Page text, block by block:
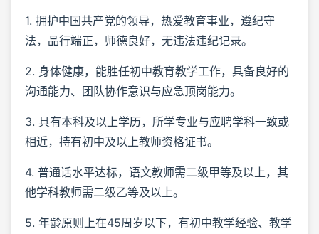
1. 拥护中国共产党的领导，热爱教育事业，遵纪守
法，品行端正，师德良好，无违法违纪记录。
2. 身体健康，能胜任初中教育教学工作，具备良好的
沟通能力、团队协作意识与应急顶岗能力。
3. 具有本科及以上学历，所学专业与应聘学科一致或
相近，持有初中及以上教师资格证书。
4. 普通话水平达标，语文教师需二级甲等及以上，其
他学科教师需二级乙等及以上。
5. 年龄原则上在45周岁以下，有初中教学经验、教学